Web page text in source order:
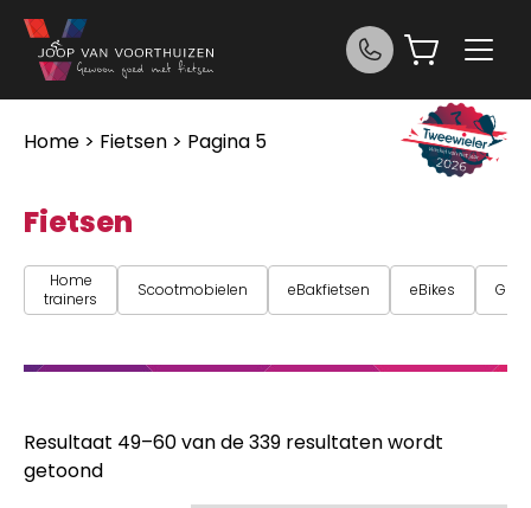
Ga naar de inhoud
Home > Fietsen > Pagina 5
Fietsen
Home
trainers
Scootmobielen eBakfietsen eBikes
Resultaat 49–60 van de 339 resultaten wordt
getoond